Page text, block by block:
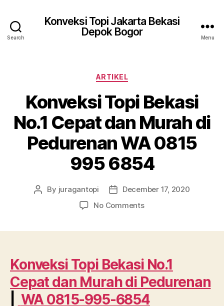
Search
Konveksi Topi Jakarta Bekasi
Depok Bogor
Menu
Categories
ARTIKEL
Konveksi Topi Bekasi
No.1 Cepat dan Murah di
Pedurenan WA 0815
995 6854
Post
By juragantopi
PostDecember 17, 2020
No Commentson
Cepat
dan
Murah
di
Pedurenan
Konveksi Topi Bekasi No.1
Cepat dan Murah di Pedurenan
WA 0815-995-6854